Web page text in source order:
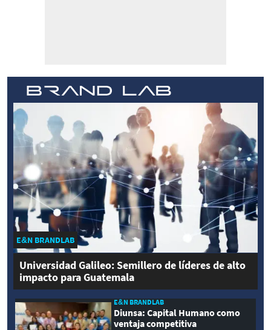
E&N BRANDLAB
Universidad Galileo: Semillero de líderes de alto
impacto para Guatemala
E&N BRANDLAB
Diunsa: Capital Humano como
ventaja competitiva